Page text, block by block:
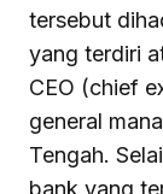
tersebut
yang terdiri
CEO (chief
general
Tengah.
bank yang